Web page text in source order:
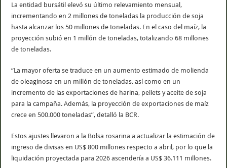
La entidad bursátil elevó su último relevamiento mensual,
incrementando en 2 millones de toneladas la producción de soja
hasta alcanzar los 50 millones de toneladas. En el caso del maíz, la
proyección subió en 1 millón de toneladas, totalizando 68 millones
de toneladas.
“La mayor oferta se traduce en un aumento estimado de molienda
de oleaginosa en un millón de toneladas, así como en un
incremento de las exportaciones de harina, pellets y aceite de soja
para la campaña. Además, la proyección de exportaciones de maíz
crece en 500.000 toneladas”, detalló la BCR.
Estos ajustes llevaron a la Bolsa rosarina a actualizar la estimación de
ingreso de divisas en US$ 800 millones respecto a abril, por lo que la
liquidación proyectada para 2026 ascendería a US$ 36.111 millones.